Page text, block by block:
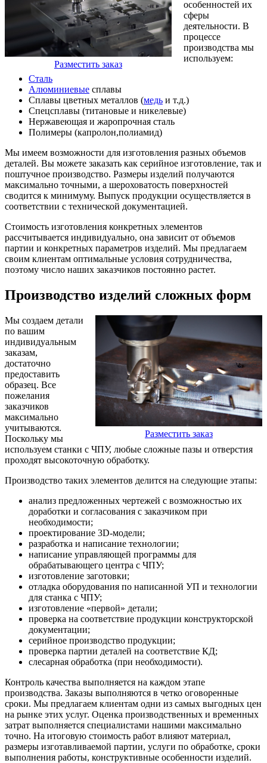
Разместить заказ
особенностей их
сферы
деятельности. В
процессе
производства мы
используем:
Сталь
Алюминиевые сплавы
Сплавы цветных металлов (медь и т.д.)
Спецсплавы (титановые и никелевые)
Нержавеющая и жаропрочная сталь
Полимеры (капролон,полиамид)
Мы имеем возможности для изготовления разных объемов
деталей. Вы можете заказать как серийное изготовление, так и
поштучное производство. Размеры изделий получаются
максимально точными, а шероховатость поверхностей
сводится к минимуму. Выпуск продукции осуществляется в
соответствии с технической документацией.
Стоимость изготовления конкретных элементов
рассчитывается индивидуально, она зависит от объемов
партии и конкретных параметров изделий. Мы предлагаем
своим клиентам оптимальные условия сотрудничества,
поэтому число наших заказчиков постоянно растет.
Производство изделий сложных форм
Разместить заказ
Мы создаем детали
по вашим
индивидуальным
заказам,
достаточно
предоставить
образец. Все
пожелания
заказчиков
максимально
учитываются.
Поскольку мы
используем станки с ЧПУ, любые сложные пазы и отверстия
проходят высокоточную обработку.
Производство таких элементов делится на следующие этапы:
анализ предложенных чертежей с возможностью их
доработки и согласования с заказчиком при
необходимости;
проектирование 3D-модели;
разработка и написание технологии;
написание управляющей программы для
обрабатывающего центра с ЧПУ;
изготовление заготовки;
отладка оборудования по написанной УП и технологии
для станка с ЧПУ;
изготовление «первой» детали;
проверка на соответствие продукции конструкторской
документации;
серийное производство продукции;
проверка партии деталей на соответствие КД;
слесарная обработка (при необходимости).
Контроль качества выполняется на каждом этапе
производства. Заказы выполняются в четко оговоренные
сроки. Мы предлагаем клиентам одни из самых выгодных цен
на рынке этих услуг. Оценка производственных и временных
затрат выполняется специалистами нашими максимально
точно. На итоговую стоимость работ влияют материал,
размеры изготавливаемой партии, услуги по обработке, сроки
выполнения работы, конструктивные особенности изделий.